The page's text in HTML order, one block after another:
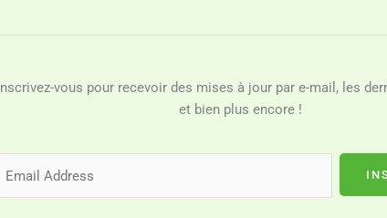
Inscrivez-vous pour recevoir des mises à jour par e-mail, les
et bien plus encore !